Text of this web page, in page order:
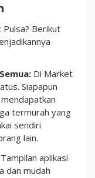
Pulsa? Berikut
Di Market
Siapapun
termurah yang
sendiri
lain.
Tampilan aplikasi
dan mudah